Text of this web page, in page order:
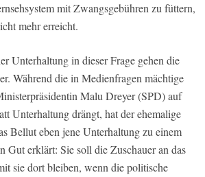
mit Zwangsgebühren zu füttern,
mehr erreicht.
Unterhaltung in dieser Frage gehen die
Während die in Medienfragen mächtige
Malu Dreyer (SPD) auf
Unterhaltung drängt, hat der ehemalige
Bellut eben jene Unterhaltung zu einem
Gut erklärt: Sie soll die Zuschauer an das
sie dort bleiben, wenn die politische